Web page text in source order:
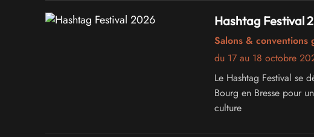
Hashtag Festival
Salons & conventions
du 17 au 18 octobre
Le Hashtag Festival se
Bourg en Bresse pour
culture